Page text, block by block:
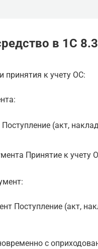
в 1С
принятия к учету ОС:
(акт,
Принятие к учету
Поступление (акт,
с